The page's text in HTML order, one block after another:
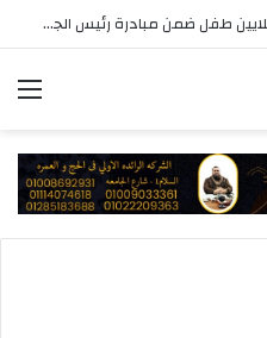
الصحة تعلن فحص أكثر من 10 ملايين طفل ضمن مبادرة رئيس الجمهورية للكشف المبكر وعلاج فقدان السمع لدى حديثي الولادة